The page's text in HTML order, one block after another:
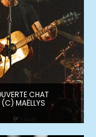
CHAT
MAËLLYS